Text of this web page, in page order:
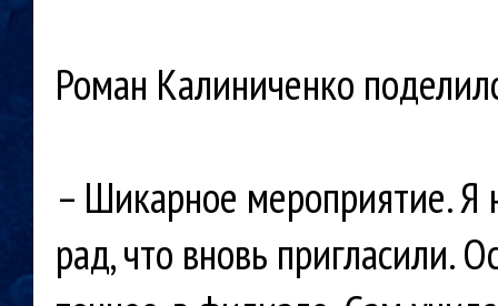
Роман Калиниченко
– Шикарное мероприятие. Я
рад, что вновь пригласили.